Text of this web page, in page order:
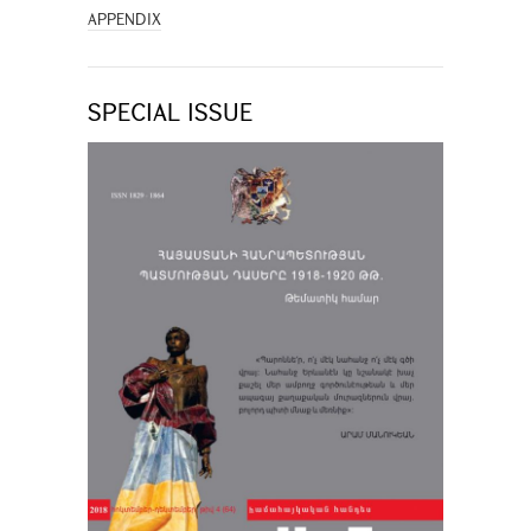
APPENDIX
SPECIAL ISSUE